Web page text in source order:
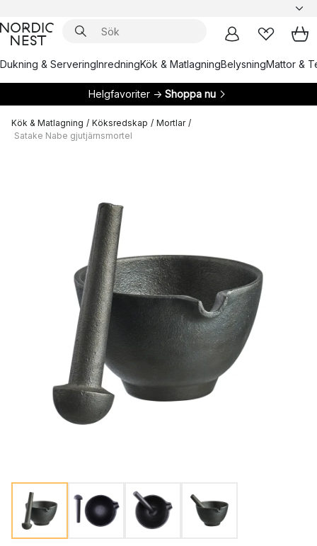
Dukning & ServeringInredningKök & MatlagningBelysningMattor &
Helgfavoriter → Shoppa nu
Kök & Matlagning / Köksredskap / Mortlar /
Satake Nabe gjutjärnsmortel